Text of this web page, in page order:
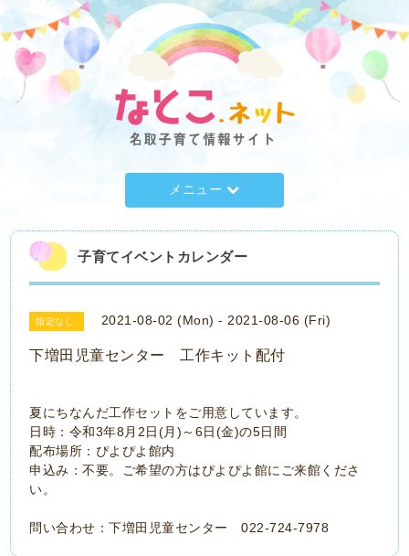
メニュー
子育てイベントカレンダー
指定なし 2021-08-02 (Mon) - 2021-08-06 (Fri)
下増田児童センター 工作キット配付
夏にちなんだ工作セットをご用意しています。
日時：令和3年8月2日(月)～6日(金)の5日間
配布場所：ぴよぴよ館内
申込み：不要。ご希望の方はぴよぴよ館にご来館くださ
い。
問い合わせ：下増田児童センター 022-724-7978